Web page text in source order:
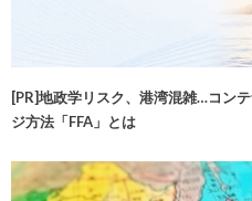
[PR]地政学リスク、港湾混雑…コン
ジ方法「FFA」とは